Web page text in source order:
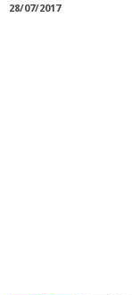
28/07/2017